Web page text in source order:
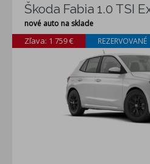
Škoda Fabia 1.0 TSI
nové auto na sklade
Zľava: 1 759 € REZERVOVANÉ